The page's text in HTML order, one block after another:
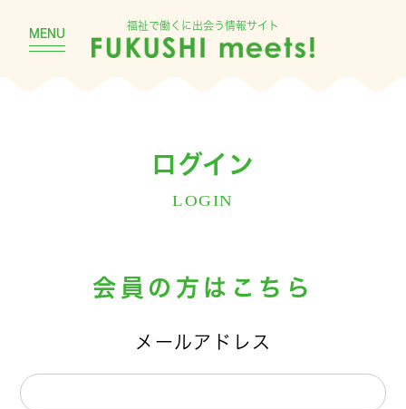
MENU
福祉で働くに出会う情報サイト
ログイン
LOGIN
会員の方はこちら
メールアドレス